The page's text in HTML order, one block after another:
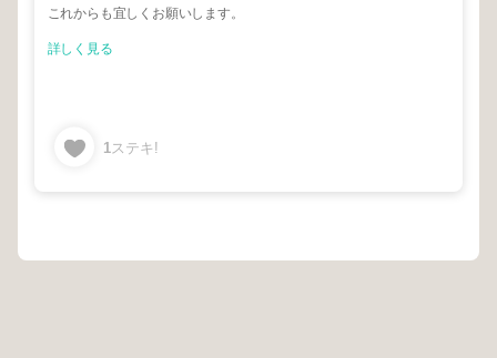
これからも宜しくお願いします。
詳しく見る
1ステキ!